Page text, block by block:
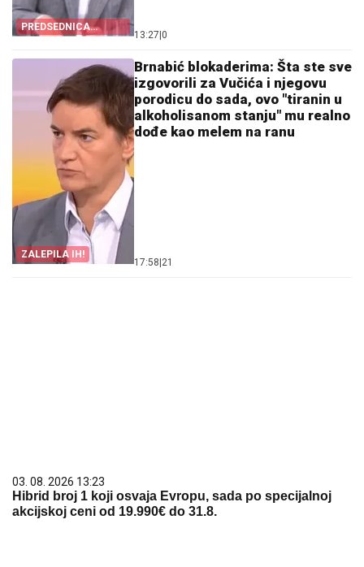
PREDSEDNICA
SKUPŠTINE
13:27 0
ZALEPILA IH!
Brnabić blokaderima: Šta ste sve
izgovorili za Vučića i njegovu
porodicu do sada, ovo "tiranin u
alkoholisanom stanju" mu realno
dođe kao melem na ranu
17:58 21
03. 08. 2026 13:23
Hibrid broj 1 koji osvaja Evropu, sada po specijalnoj
akcijskoj ceni od 19.990€ do 31.8.